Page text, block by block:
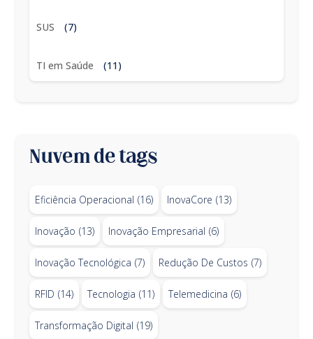
SUS (7)
TI em Saúde (11)
Nuvem de tags
Eficiência Operacional (16) InovaCore (13)
Inovação (13) Inovação Empresarial (6)
Inovação Tecnológica (7) Redução De Custos (7)
RFID (14) Tecnologia (11) Telemedicina (6)
Transformação Digital (19)